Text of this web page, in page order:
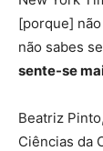
[porque]
não sabes
sente-se
Beatriz
Ciências da